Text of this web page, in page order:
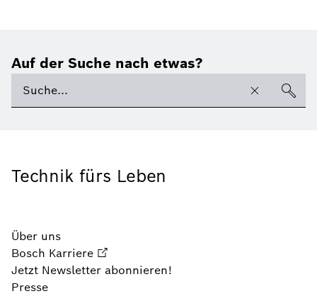
Auf der Suche nach etwas?
Technik fürs Leben
Über uns
Bosch Karriere
Jetzt Newsletter abonnieren!
Presse